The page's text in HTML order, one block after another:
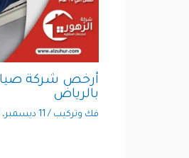
أرخص شركة صيانة
بالرياض
فك وتركيب/11 ديسمبر، 2022